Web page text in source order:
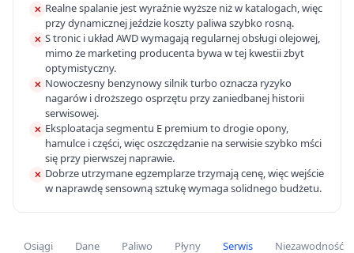
✕ Realne spalanie jest wyraźnie wyższe niż w katalogach, więc
przy dynamicznej jeździe koszty paliwa szybko rosną.
✕ S tronic i układ AWD wymagają regularnej obsługi olejowej,
mimo że marketing producenta bywa w tej kwestii zbyt
optymistyczny.
✕ Nowoczesny benzynowy silnik turbo oznacza ryzyko
nagarów i droższego osprzętu przy zaniedbanej historii
serwisowej.
✕ Eksploatacja segmentu E premium to drogie opony,
hamulce i części, więc oszczędzanie na serwisie szybko mści
się przy pierwszej naprawie.
✕ Dobrze utrzymane egzemplarze trzymają cenę, więc wejście
w naprawdę sensowną sztukę wymaga solidnego budżetu.
Osiągi Dane Paliwo Płyny Serwis Niezawodność